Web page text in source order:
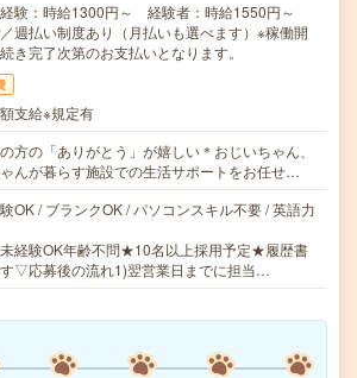
験：時給1300円～ 経験者：時給1550円～
週払い制度あり（月払いも選べます）※稼働開
き完了次第のお支払いとなります。
支給※規定有
方の「ありがとう」が嬉しい＊おじいちゃん、
んが暮らす施設での生活サポートをお任せ…
OK / ブランクOK / パソコンスキル不要 / 英語力
経験OK年齢不問★10名以上採用予定★履歴書
▽応募後の流れ1)翌営業日までに担当…